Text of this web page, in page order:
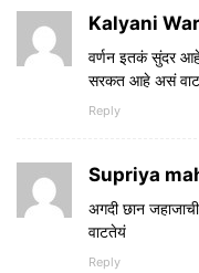
Kalyani
वर्णन इतकं सुंदर आहे
सरकत आहे असं
Reply
Supriya
अगदी छान
वाटतेयं
Reply